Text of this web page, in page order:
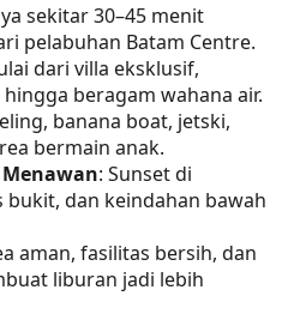
sekitar 30–45 menit
pelabuhan Batam Centre.
dari villa eksklusif,
beragam wahana air.
banana boat, jetski,
bermain anak.
: Sunset di
bukit, dan keindahan bawah
aman, fasilitas bersih, dan
liburan jadi lebih